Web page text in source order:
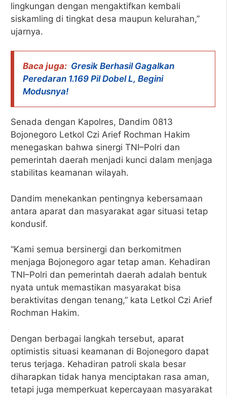
lingkungan dengan mengaktifkan kembali
siskamling di tingkat desa maupun kelurahan,”
ujarnya.
Baca juga: Gresik Berhasil Gagalkan
Peredaran 1.169 Pil Dobel L, Begini
Modusnya!
Senada dengan Kapolres, Dandim 0813
Bojonegoro Letkol Czi Arief Rochman Hakim
menegaskan bahwa sinergi TNI–Polri dan
pemerintah daerah menjadi kunci dalam menjaga
stabilitas keamanan wilayah.
Dandim menekankan pentingnya kebersamaan
antara aparat dan masyarakat agar situasi tetap
kondusif.
“Kami semua bersinergi dan berkomitmen
menjaga Bojonegoro agar tetap aman. Kehadiran
TNI–Polri dan pemerintah daerah adalah bentuk
nyata untuk memastikan masyarakat bisa
beraktivitas dengan tenang,” kata Letkol Czi Arief
Rochman Hakim.
Dengan berbagai langkah tersebut, aparat
optimistis situasi keamanan di Bojonegoro dapat
terus terjaga. Kehadiran patroli skala besar
diharapkan tidak hanya menciptakan rasa aman,
tetapi juga memperkuat kepercayaan masyarakat